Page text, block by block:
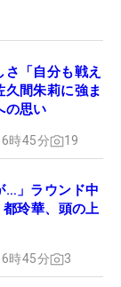
「自分も戦え
間朱莉に強ま
の思い
時45分 19
…」ラウンド中
玲華、頭の上
時45分 3